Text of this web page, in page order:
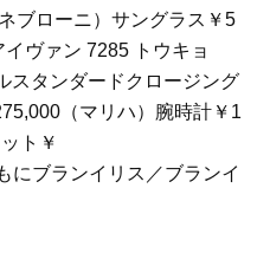
ブローニ）サングラス￥5
ヴァン 7285 トウキョ
スタンダードクロージング
（マリハ）腕時計￥1
ト￥
にブランイリス／ブランイ